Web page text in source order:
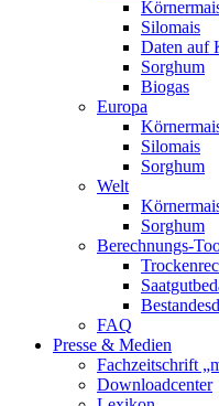
Silomais
Daten auf
Sorghum
Biogas
Europa
Silomais
Sorghum
Welt
Sorghum
Berechnungs-
FAQ
Presse & Medien
Fachzeitschrift
Downloadcenter